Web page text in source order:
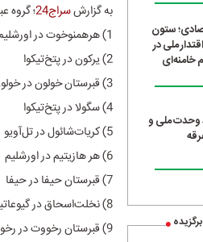
ستون
ملی در
خامنه‌ای
وحدت ملی و
به گزارشسراج24
؛ گروه
1) هرهمنوخوت در اورشلیم
2) یرکون در پتخ‌تیکوا
3) قبرستان خولون در خولون
4) سگولا در پتخ‌تیکوا
5) کریات‌شائول در تل‌آویو
6) هر هازیتیم در اورشلیم
7) قبرستان حیفا در حیفا
8) نخلت‌اسحاق در گیوعاتیم
9) قبرستان رخووت در رخووت